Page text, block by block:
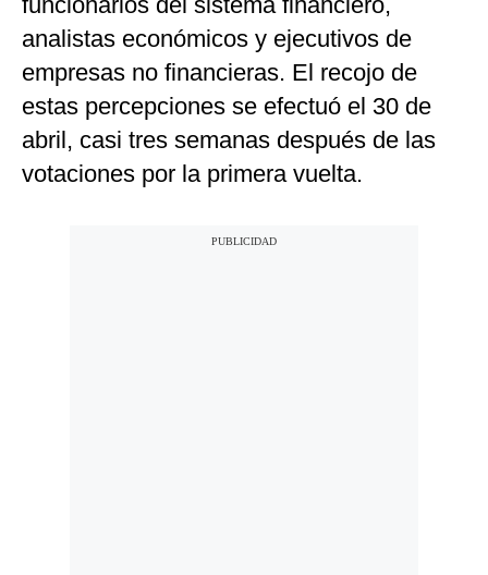
analistas económicos y ejecutivos de
empresas no financieras. El recojo de
estas percepciones se efectuó el 30 de
abril, casi tres semanas después de las
votaciones por la primera vuelta.